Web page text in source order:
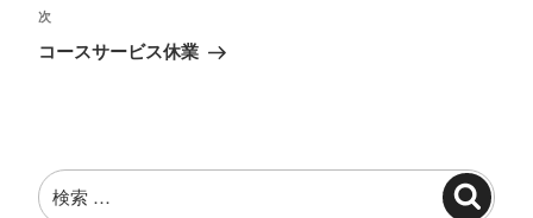
ビ
ゲ
ン
投
次
の
次
コースサービス休業
検
索:
検
索